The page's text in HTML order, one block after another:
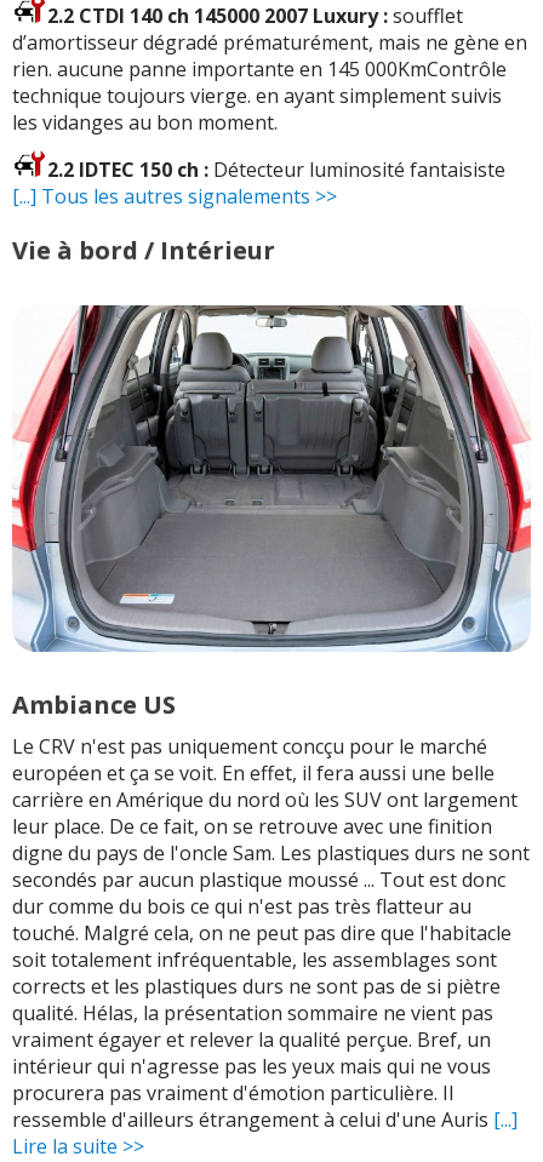
2.2 CTDI 140 ch 145000 2007 Luxury :soufflet
d’amortisseur dégradé prématurément, mais ne gène en
rien. aucune panne importante en 145 000KmContrôle
technique toujours vierge. en ayant simplement suivis
les vidanges au bon moment.
2.2 IDTEC 150 ch : Détecteur luminosité fantaisiste
[...] Tous les autres signalements >>
Vie à bord / Intérieur
Ambiance US
Le CRV n'est pas uniquement concçu pour le marché
européen et ça se voit. En effet, il fera aussi une belle
carrière en Amérique du nord où les SUV ont largement
leur place. De ce fait, on se retrouve avec une finition
digne du pays de l'oncle Sam. Les plastiques durs ne sont
secondés par aucun plastique moussé ... Tout est donc
dur comme du bois ce qui n'est pas très flatteur au
touché. Malgré cela, on ne peut pas dire que l'habitacle
soit totalement infréquentable, les assemblages sont
corrects et les plastiques durs ne sont pas de si piètre
qualité. Hélas, la présentation sommaire ne vient pas
vraiment égayer et relever la qualité perçue. Bref, un
intérieur qui n'agresse pas les yeux mais qui ne vous
procurera pas vraiment d'émotion particulière. Il
ressemble d'ailleurs étrangement à celui d'une Auris [...]
Lire la suite >>